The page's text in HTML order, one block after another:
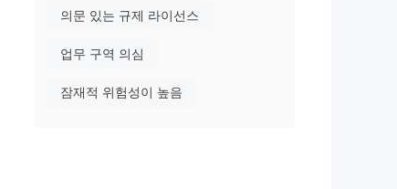
의문 있는 규제 라이선스
업무 구역 의심
잠재적 위험성이 높음